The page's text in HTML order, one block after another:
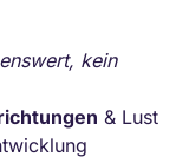
kein
& Lust